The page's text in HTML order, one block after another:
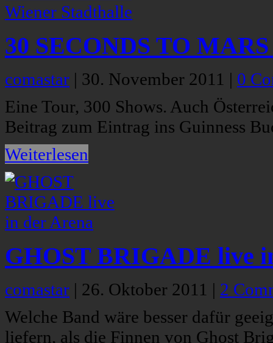
30 SECONDS TO
comastar | 30. November 2011 | 0
Eine Tour, 300 Shows. Auch
Beitrag zum Eintrag ins Guinness
Weiterlesen
GHOST BRIGADE live
comastar | 26. Oktober 2011 | 2
Welche Band wäre besser dafür
liefern, als die Finnen von Ghost